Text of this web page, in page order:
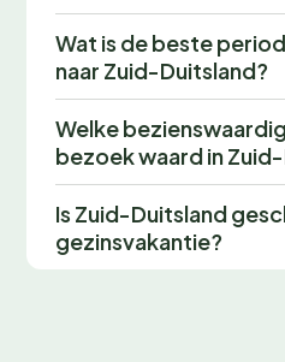
Wat is de beste
naar Zuid-Duitsland?
Welke
bezoek waard in
Is Zuid-Duitsland
gezinsvakantie?